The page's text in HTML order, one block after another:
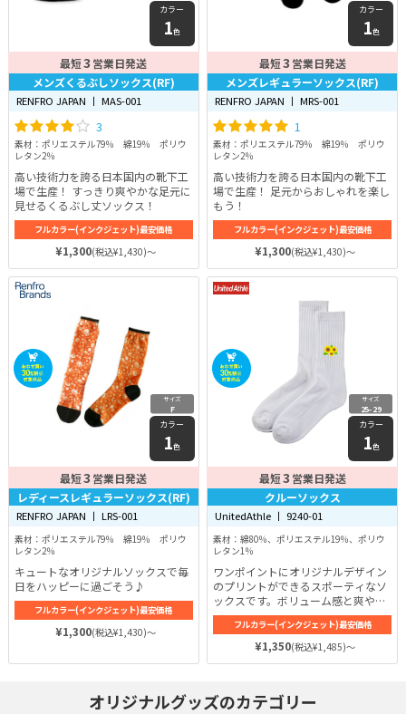
カラー
1色
最短3 営業日発送
メンズくるぶしソックス(RF)
RENFRO JAPAN 丨 MAS-001
3
素材：ポリエステル79％ 綿19％ ポリウ
レタン2％
高い技術力を誇る日本国内の靴下工
場で生産！ すっきり爽やかな足元に
見せるくるぶし丈ソックス！
フルカラー(インクジェット)最安価格
¥1,300(税込¥1,430)～
カラー
1色
最短3 営業日発送
メンズレギュラーソックス(RF)
RENFRO JAPAN 丨 MRS-001
1
素材：ポリエステル79％ 綿19％ ポリウ
レタン2％
高い技術力を誇る日本国内の靴下工
場で生産！ 足元からおしゃれを楽し
もう！
フルカラー(インクジェット)最安価格
¥1,300(税込¥1,430)～
サイズ
F
カラー
1色
最短3 営業日発送
レディースレギュラーソックス(RF)
RENFRO JAPAN 丨 LRS-001
素材：ポリエステル79％ 綿19％ ポリウ
レタン2％
キュートなオリジナルソックスで毎
日をハッピーに過ごそう♪
フルカラー(インクジェット)最安価格
¥1,300(税込¥1,430)～
サイズ
25-29
カラー
1色
最短3 営業日発送
クルーソックス
UnitedAthle 丨 9240-01
素材：綿80％、ポリエステル19％、ポリウ
レタン1％
ワンポイントにオリジナルデザイン
のプリントができるスポーティなソ
ックスです。ボリューム感と爽やか
さを兼ね揃えた独特な風合いが人気
の秘密♪抗菌・防臭効果のある糸を
使用して作られているため、臭いも
防いでくれます。
フルカラー(インクジェット)最安価格
¥1,350(税込¥1,485)～
オリジナルグッズのカテゴリー